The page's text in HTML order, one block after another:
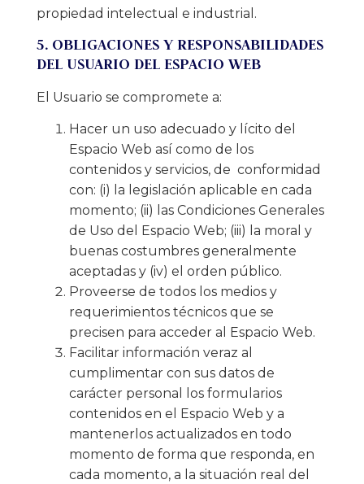
propiedad intelectual e industrial.
5. OBLIGACIONES Y RESPONSABILIDADES
DEL USUARIO DEL ESPACIO WEB
El Usuario se compromete a:
Hacer un uso adecuado y lícito del
Espacio Web así como de los
contenidos y servicios, de conformidad
con: (i) la legislación aplicable en cada
momento; (ii) las Condiciones Generales
de Uso del Espacio Web; (iii) la moral y
buenas costumbres generalmente
aceptadas y (iv) el orden público.
Proveerse de todos los medios y
requerimientos técnicos que se
precisen para acceder al Espacio Web.
Facilitar información veraz al
cumplimentar con sus datos de
carácter personal los formularios
contenidos en el Espacio Web y a
mantenerlos actualizados en todo
momento de forma que responda, en
cada momento, a la situación real del